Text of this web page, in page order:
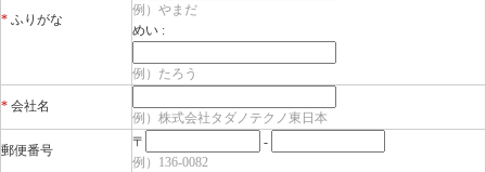
* ふりがな
例）やまだ
めい :
例）たろう
* 会社名
例）株式会社タダノテクノ東日本
郵便番号
〒
-
例）136-0082